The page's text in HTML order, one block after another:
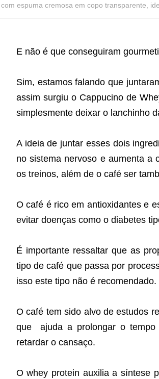
espuma cremosa em copo transparente,
E não é que conseguiram
Sim, estamos falando que
assim surgiu o Cappucino de
simplesmente deixar o lanchinho
A ideia de juntar esses dois
no sistema nervoso e aumenta a
os treinos, além de o café ser
O café é rico em antioxidantes e
evitar doenças como o diabetes
É importante ressaltar que as
tipo de café que passa por
isso este tipo não é recomendado.
O café tem sido alvo de estudos
que ajuda a prolongar o tempo
retardar o cansaço.
O whey protein auxilia a síntese